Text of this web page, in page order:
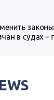
в судах –